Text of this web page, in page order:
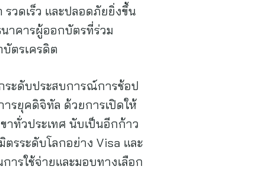
วดเร็ว และปลอดภัยยิ่งขึ้น
าคารผู้ออกบัตรที่ร่วม
บัตรเครดิต
ระดับประสบการณ์การช้อป
รยุคดิจิทัล ด้วยการเปิดให้
าทั่วประเทศ นับเป็นอีกก้าว
รระดับโลกอย่าง Visa และ
ารใช้จ่ายและมอบทางเลือก